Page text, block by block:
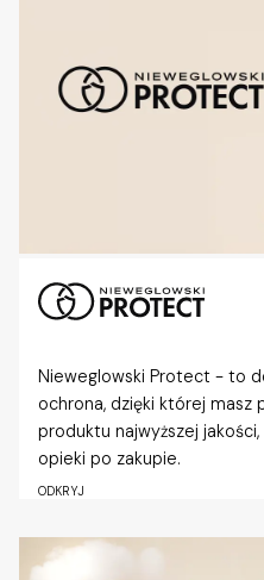
Nieweglowski Protect - to
ochrona, dzięki której masz
produktu najwyższej
opieki po zakupie.
ODKRYJ